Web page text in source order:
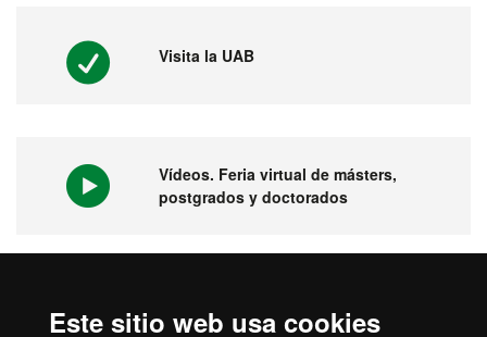
Este sitio web usa cookies
Visita la UAB
Vídeos. Feria virtual de másters,
postgrados y doctorados
mundo